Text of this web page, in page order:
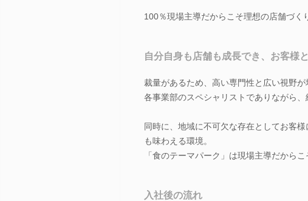
100％現場主導だからこそ理想の店舗づく
自分自身も店舗も成長でき、お客様
裁量があるため、高い専門性と広い視野が
各事業部のスペシャリストでありながら、
同時に、地域に不可欠な存在としてお客
も味わえる環境。
「食のテーマパーク」は現場主導だからこ
入社後の流れ